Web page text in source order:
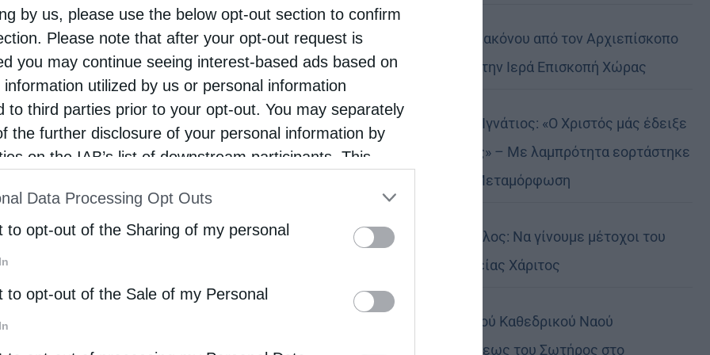
by us, please use the below opt-out section to confirm
Please note that after your opt-out request is
you may continue seeing interest-based ads based on
information utilized by us or personal information
to third parties prior to your opt-out. You may separately
the further disclosure of your personal information by
on the IAB’s list of downstream participants. This
of Downstream Participantsthat may further disclose it to
parties.
Data Processing Opt Outs
to opt-out of the Sharing of my personal
to opt-out of the Sale of my Personal
.Εχουν και οι Τούρκοι και ένας ιμάμης
Χειροτονία Διακόνου από τον Αρχιεπίσκοπο
Αυστραλίας στην Ιερά Επισκοπή Χώρας
Δημητριάδος Ιγνάτιος: «Ο Χριστός μάς έδειξε
το μέλλον μας» – Με λαμπρότητα εορτάστηκε
στον Βόλο η Μεταμόρφωση
Κορίνθου Παύλος: Να γίνουμε μέτοχοι του
φωτός της Θείας Χάριτος
Πανήγυρη Ιερού Καθεδρικού Ναού
Μεταμορφώσεως του Σωτήρος στο